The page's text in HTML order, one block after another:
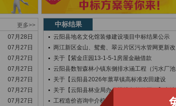
更多>>
07月28日
07月27日
07月27日
07月27日
07月27日
07月27日
07月27日
中标结果
云阳县地名文化馆装修建设项目中标结果公示
两江新区金山、鸳鸯、翠云片区污水管网更新改
关于【紫金庄园13-1-5-1房屋金融借款
云阳县数智森林小镇东侧排水涵工程（污水厂池
关于【云阳县2026年蔈草镇高标准农田建设
关于【云阳县林业局办公楼排危整修工程】中选
工程造价咨询中介机构采购（2026年-20